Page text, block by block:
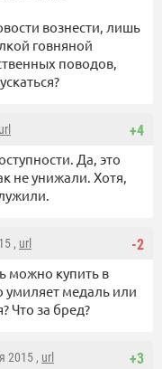
вознести, лишь
говняной
поводов,
+4
url
Да, это
не унижали. Хотя,
-2
, url
можно купить в
умиляет медаль или
Что за бред?
+3
2015 , url